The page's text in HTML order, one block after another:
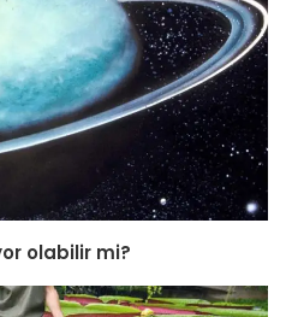
olabilir mi?